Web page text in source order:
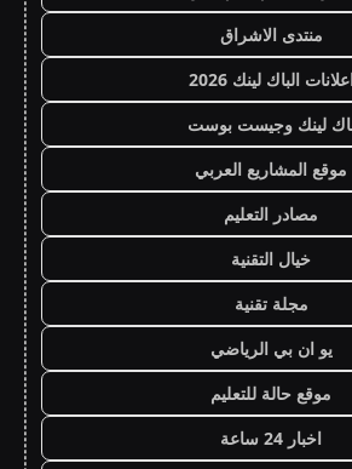
منتدى الاشراق
الباك لينك 2026
لينك وجيست بوست
موقع المشاريع العربي
مصادر التعليم
خيال التقنية
مجلة تقنية
يو ان بي الرياضي
موقع حالة للتعليم
اخبار 24 ساعة